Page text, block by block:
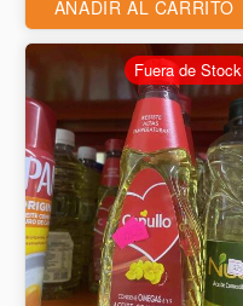
AÑADIR AL CARRITO
Fuera de Stock